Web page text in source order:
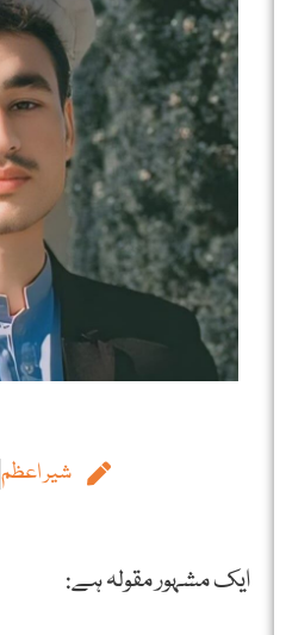
شیر اعظم
ایک مشہور مقولہ ہے: